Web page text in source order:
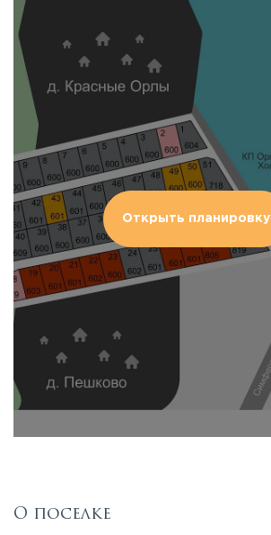
Открыть планировку
О поселке